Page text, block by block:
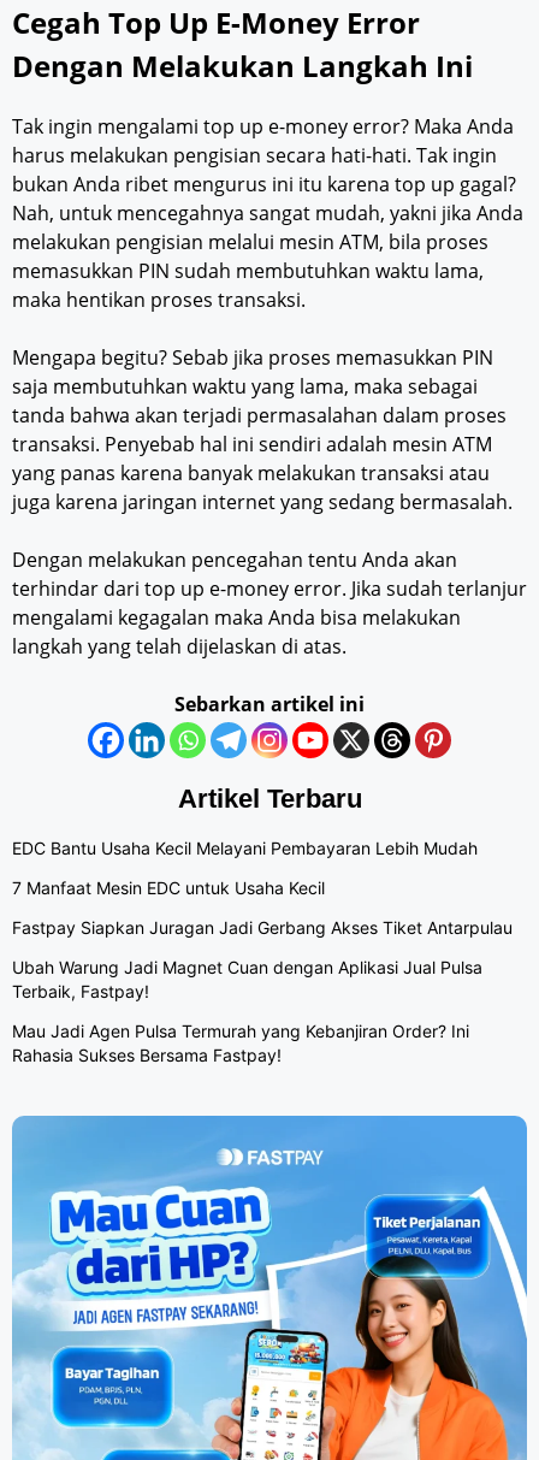
Cegah Top Up E-Money Error
Dengan Melakukan Langkah Ini
Tak ingin mengalami top up e-money error? Maka Anda
harus melakukan pengisian secara hati-hati. Tak ingin
bukan Anda ribet mengurus ini itu karena top up gagal?
Nah, untuk mencegahnya sangat mudah, yakni jika Anda
melakukan pengisian melalui mesin ATM, bila proses
memasukkan PIN sudah membutuhkan waktu lama,
maka hentikan proses transaksi.
Mengapa begitu? Sebab jika proses memasukkan PIN
saja membutuhkan waktu yang lama, maka sebagai
tanda bahwa akan terjadi permasalahan dalam proses
transaksi. Penyebab hal ini sendiri adalah mesin ATM
yang panas karena banyak melakukan transaksi atau
juga karena jaringan internet yang sedang bermasalah.
Dengan melakukan pencegahan tentu Anda akan
terhindar dari top up e-money error. Jika sudah terlanjur
mengalami kegagalan maka Anda bisa melakukan
langkah yang telah dijelaskan di atas.
Sebarkan artikel ini
Artikel Terbaru
EDC Bantu Usaha Kecil Melayani Pembayaran Lebih Mudah
7 Manfaat Mesin EDC untuk Usaha Kecil
Fastpay Siapkan Juragan Jadi Gerbang Akses Tiket Antarpulau
Ubah Warung Jadi Magnet Cuan dengan Aplikasi Jual Pulsa
Terbaik, Fastpay!
Mau Jadi Agen Pulsa Termurah yang Kebanjiran Order? Ini
Rahasia Sukses Bersama Fastpay!